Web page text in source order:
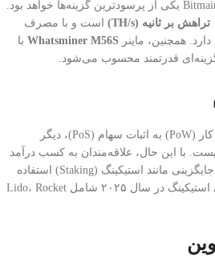
از شرکت Bitmain یکی از پرسودترین گزینه‌ها خواهد بود.
تراهش بر ثانیه (TH/s)
است و با مصرف
دارد. همچنین، ماینر Whatsminer M56S با
با تغییر الگوریتم اتریوم از اثبات کار (PoW) به اثبات سهام (PoS)، دیگر
با این حال، علاقه‌مندان به کسب درآمد
از اتریوم می‌توانند از روش‌های جایگزینی مانند استیکینگ (Staking) استفاده
کنند. برخی از بهترین پلتفرم‌های استیکینگ در سال ۲۰۲۵ شامل Lido، Rocket